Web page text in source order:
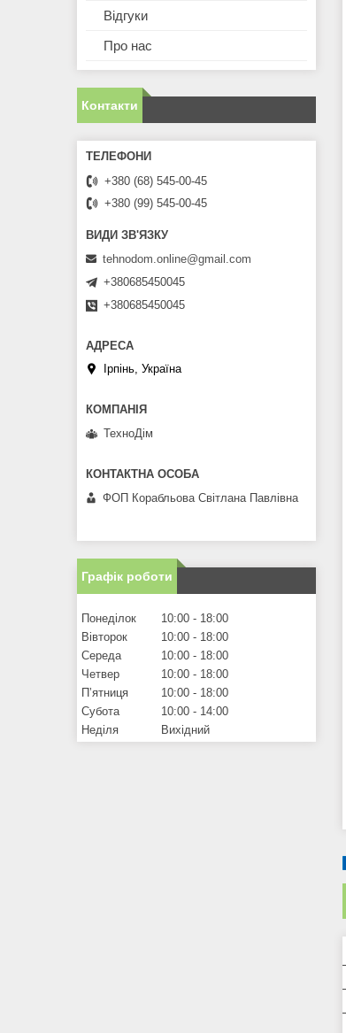
Відгуки
Про нас
Контакти
+380 (68) 545-00-45
+380 (99) 545-00-45
tehnodom.online@gmail.com
+380685450045
+380685450045
Ірпінь, Україна
ТехноДім
ФОП Корабльова Світлана Павлівна
Графік роботи
Понеділок 10:00
18:00
Вівторок
10:00
18:00
Середа
10:00
18:00
Четвер
10:00
18:00
Пʼятниця
10:00
18:00
Субота
10:00
14:00
Неділя
Вихідний